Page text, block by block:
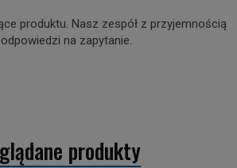
produktu. Nasz zespół z przyjemnością
na zapytanie.
produkty